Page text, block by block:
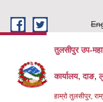
तुलसीपुर उप-
कार्यालय, दाङ,
हाम्रो तुलसीपुर,